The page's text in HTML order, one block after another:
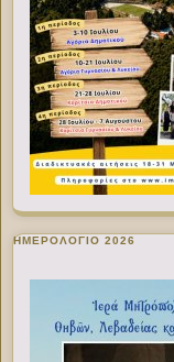
ΗΜΕΡΟΛΟΓΙΟ 2026